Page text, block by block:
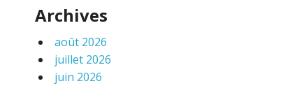
Archives
août 2026
juillet 2026
juin 2026